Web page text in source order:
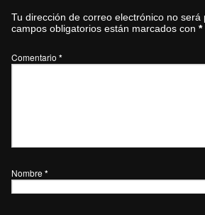
Tu dirección de correo electrónico no será
campos obligatorios están marcados con *
Comentario *
Nombre *